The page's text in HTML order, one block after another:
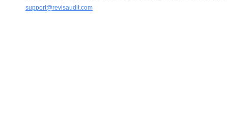
support@revisaudit.com